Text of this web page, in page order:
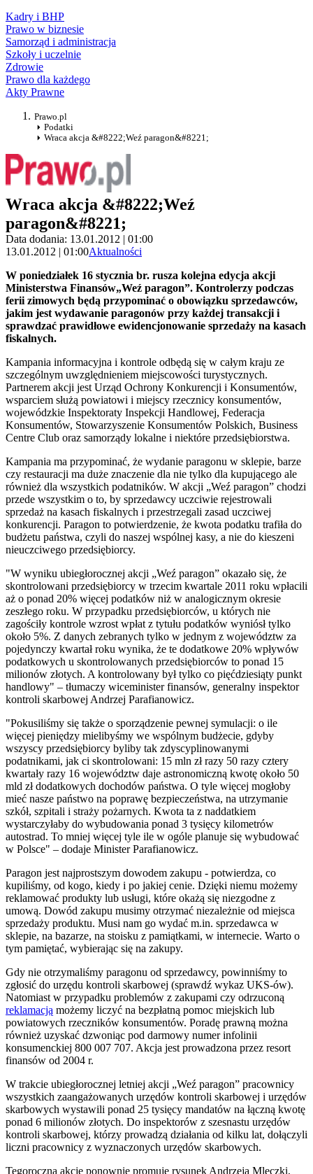
Kadry i BHP
Prawo w biznesie
Samorząd i administracja
Szkoły i uczelnie
Zdrowie
Prawo dla każdego
Akty Prawne
Prawo.pl
Podatki
Wraca akcja &#8222;Weź paragon&#8221;
Wraca akcja &#8222;Weź
paragon&#8221;
Data dodania: 13.01.2012 | 01:00
13.01.2012 | 01:00Aktualności
W poniedziałek 16 stycznia br. rusza kolejna edycja akcji
Ministerstwa Finansów„Weź paragon”. Kontrolerzy podczas
ferii zimowych będą przypominać o obowiązku sprzedawców,
jakim jest wydawanie paragonów przy każdej transakcji i
sprawdzać prawidłowe ewidencjonowanie sprzedaży na kasach
fiskalnych.
Kampania informacyjna i kontrole odbędą się w całym kraju ze
szczególnym uwzględnieniem miejscowości turystycznych.
Partnerem akcji jest Urząd Ochrony Konkurencji i Konsumentów,
wsparciem służą powiatowi i miejscy rzecznicy konsumentów,
wojewódzkie Inspektoraty Inspekcji Handlowej, Federacja
Konsumentów, Stowarzyszenie Konsumentów Polskich, Business
Centre Club oraz samorządy lokalne i niektóre przedsiębiorstwa.
Kampania ma przypominać, że wydanie paragonu w sklepie, barze
czy restauracji ma duże znaczenie dla nie tylko dla kupującego ale
również dla wszystkich podatników. W akcji „Weź paragon” chodzi
przede wszystkim o to, by sprzedawcy uczciwie rejestrowali
sprzedaż na kasach fiskalnych i przestrzegali zasad uczciwej
konkurencji. Paragon to potwierdzenie, że kwota podatku trafiła do
budżetu państwa, czyli do naszej wspólnej kasy, a nie do kieszeni
nieuczciwego przedsiębiorcy.
"W wyniku ubiegłorocznej akcji „Weź paragon” okazało się, że
skontrolowani przedsiębiorcy w trzecim kwartale 2011 roku wpłacili
aż o ponad 20% więcej podatków niż w analogicznym okresie
zeszłego roku. W przypadku przedsiębiorców, u których nie
zagościły kontrole wzrost wpłat z tytułu podatków wyniósł tylko
około 5%. Z danych zebranych tylko w jednym z województw za
pojedynczy kwartał roku wynika, że te dodatkowe 20% wpływów
podatkowych u skontrolowanych przedsiębiorców to ponad 15
milionów złotych. A kontrolowany był tylko co pięćdziesiąty punkt
handlowy" – tłumaczy wiceminister finansów, generalny inspektor
kontroli skarbowej Andrzej Parafianowicz.
"Pokusiliśmy się także o sporządzenie pewnej symulacji: o ile
więcej pieniędzy mielibyśmy we wspólnym budżecie, gdyby
wszyscy przedsiębiorcy byliby tak zdyscyplinowanymi
podatnikami, jak ci skontrolowani: 15 mln zł razy 50 razy cztery
kwartały razy 16 województw daje astronomiczną kwotę około 50
mld zł dodatkowych dochodów państwa. O tyle więcej mogłoby
mieć nasze państwo na poprawę bezpieczeństwa, na utrzymanie
szkół, szpitali i straży pożarnych. Kwota ta z naddatkiem
wystarczyłaby do wybudowania ponad 3 tysięcy kilometrów
autostrad. To mniej więcej tyle ile w ogóle planuje się wybudować
w Polsce" – dodaje Minister Parafianowicz.
Paragon jest najprostszym dowodem zakupu - potwierdza, co
kupiliśmy, od kogo, kiedy i po jakiej cenie. Dzięki niemu możemy
reklamować produkty lub usługi, które okażą się niezgodne z
umową. Dowód zakupu musimy otrzymać niezależnie od miejsca
sprzedaży produktu. Musi nam go wydać m.in. sprzedawca w
sklepie, na bazarze, na stoisku z pamiątkami, w internecie. Warto o
tym pamiętać, wybierając się na zakupy.
Gdy nie otrzymaliśmy paragonu od sprzedawcy, powinniśmy to
zgłosić do urzędu kontroli skarbowej (sprawdź wykaz UKS-ów).
Natomiast w przypadku problemów z zakupami czy odrzuconą
reklamacją możemy liczyć na bezpłatną pomoc miejskich lub
powiatowych rzeczników konsumentów. Poradę prawną można
również uzyskać dzwoniąc pod darmowy numer infolinii
konsumenckiej 800 007 707. Akcja jest prowadzona przez resort
finansów od 2004 r.
W trakcie ubiegłorocznej letniej akcji „Weź paragon” pracownicy
wszystkich zaangażowanych urzędów kontroli skarbowej i urzędów
skarbowych wystawili ponad 25 tysięcy mandatów na łączną kwotę
ponad 6 milionów złotych. Do inspektorów z szesnastu urzędów
kontroli skarbowej, którzy prowadzą działania od kilku lat, dołączyli
liczni pracownicy z wyznaczonych urzędów skarbowych.
Tegoroczną akcję ponownie promuje rysunek Andrzeja Mleczki,